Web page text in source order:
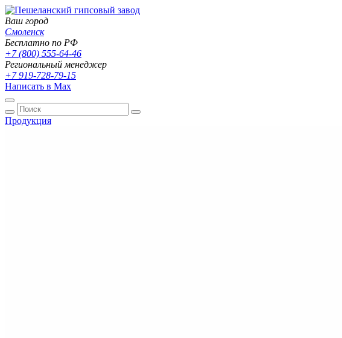
Ваш город
Смоленск
Бесплатно по РФ
+7 (800) 555-64-46
Региональный менеджер
+7 919-728-79-15
Написать в Max
Продукция